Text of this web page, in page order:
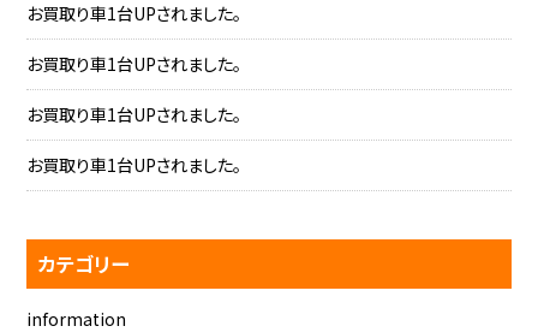
お買取り車1台UPされました。
お買取り車1台UPされました。
お買取り車1台UPされました。
お買取り車1台UPされました。
カテゴリー
information